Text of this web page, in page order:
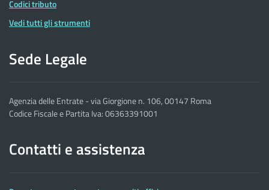
Codici tributo
Vedi tutti gli strumenti
Sede Legale
Agenzia delle Entrate - via Giorgione n. 106, 00147 Roma
Codice Fiscale e Partita Iva: 06363391001
Contatti e assistenza